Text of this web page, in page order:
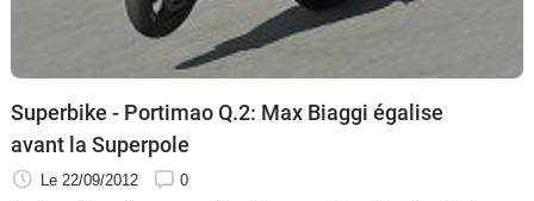
Superbike - Portimao Q.2: Max Biaggi égalise
avant la Superpole
Le 22/09/2012 0